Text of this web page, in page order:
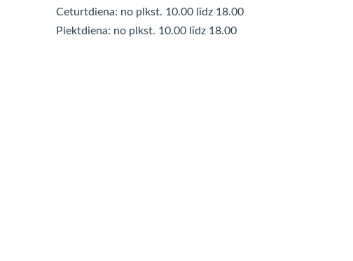
Ceturtdiena: no plkst. 10.00 līdz 18.00
Piektdiena: no plkst. 10.00 līdz 18.00